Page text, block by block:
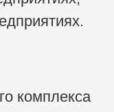
комплекса